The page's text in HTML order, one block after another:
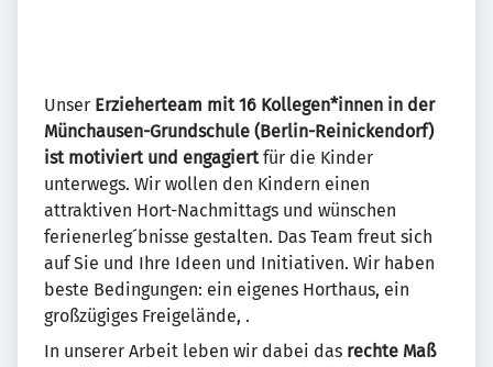
Unser Erzieherteam mit 16 Kollegen*innen in der
Münchausen-Grundschule (Berlin-Reinickendorf)
ist motiviert und engagiertfür die Kinder
unterwegs. Wir wollen den Kindern einen
attraktiven Hort-Nachmittags und wünschen
ferienerleg´bnisse gestalten. Das Team freut sich
auf Sie und Ihre Ideen und Initiativen. Wir haben
beste Bedingungen: ein eigenes Horthaus, ein
großzügiges Freigelände, .
In unserer Arbeit leben wir dabei das rechte Maß